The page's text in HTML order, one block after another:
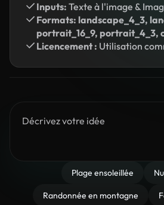
Inputs: Texte à l'image &
Formats: landscape_4_3,
portrait_16_9, portrait_4_3,
Licencement : Utilisation
Plage ensoleillée
Randonnée en montagne